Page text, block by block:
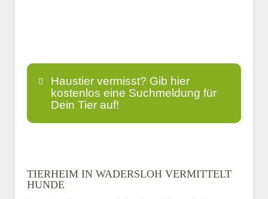
Haustier vermisst? Gib hier
kostenlos eine Suchmeldung für
Dein Tier auf!
TIERHEIM IN WADERSLOH VERMITTELT
HUNDE